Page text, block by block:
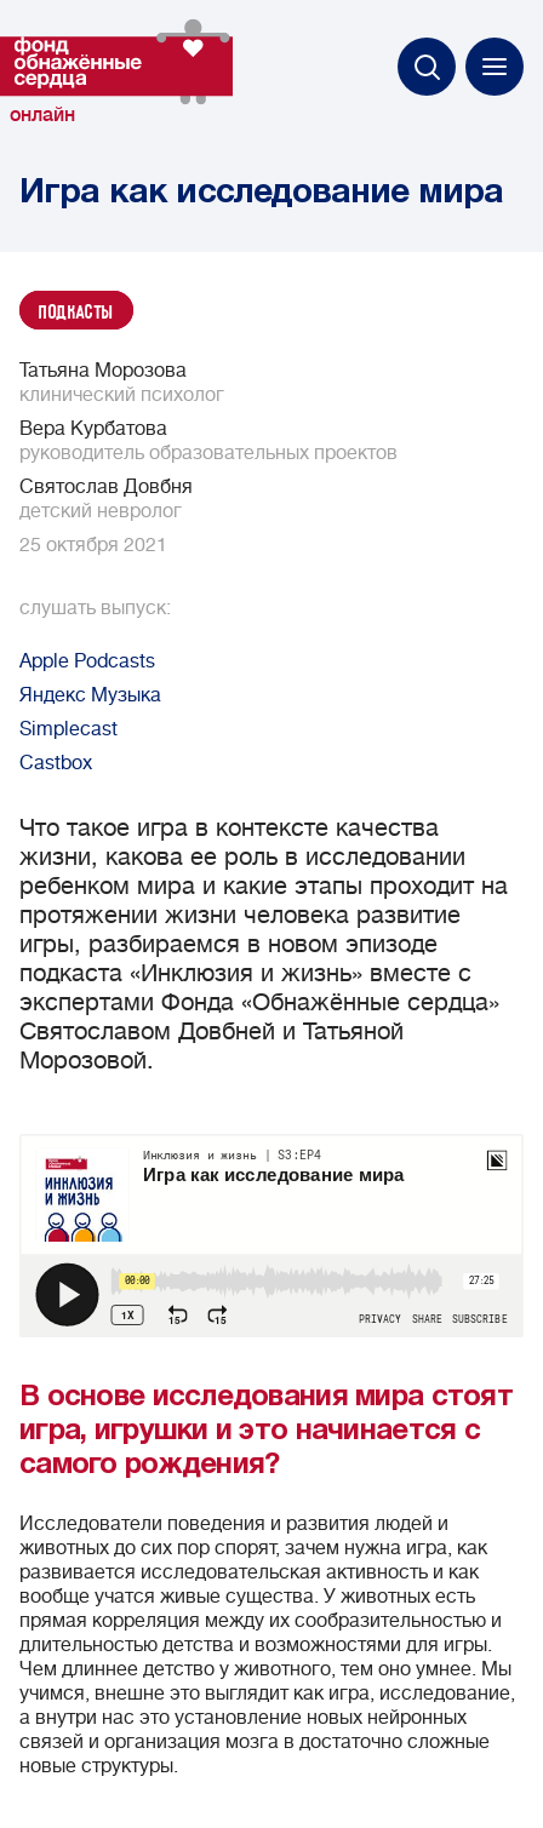
онлайн
Игра как исследование мира
Подкасты
Татьяна Морозова
клинический психолог
Вера Курбатова
руководитель образовательных проектов
Святослав Довбня
детский невролог
25 октября 2021
слушать выпуск:
Apple Podcasts
Яндекс Музыка
Simplecast
Сastbox
Что такое игра в контексте качества
жизни, какова ее роль в исследовании
ребенком мира и какие этапы проходит на
протяжении жизни человека развитие
игры, разбираемся в новом эпизоде
подкаста «Инклюзия и жизнь» вместе с
экспертами Фонда «Обнажённые сердца»
Святославом Довбней и Татьяной
Морозовой.
В основе исследования мира стоят
игра, игрушки и это начинается с
самого рождения?
Исследователи поведения и развития людей и
животных до сих пор спорят, зачем нужна игра, как
развивается исследовательская активность и как
вообще учатся живые существа. У животных есть
прямая корреляция между их сообразительностью и
длительностью детства и возможностями для игры.
Чем длиннее детство у животного, тем оно умнее. Мы
учимся, внешне это выглядит как игра, исследование,
а внутри нас это установление новых нейронных
связей и организация мозга в достаточно сложные
новые структуры.